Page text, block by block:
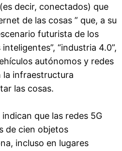
decir, conectados) que
de las cosas ” que, a su
futurista de los
“industria 4.0”,
autónomos y redes
la infraestructura
las cosas.
que las redes 5G
de cien objetos
incluso en lugares